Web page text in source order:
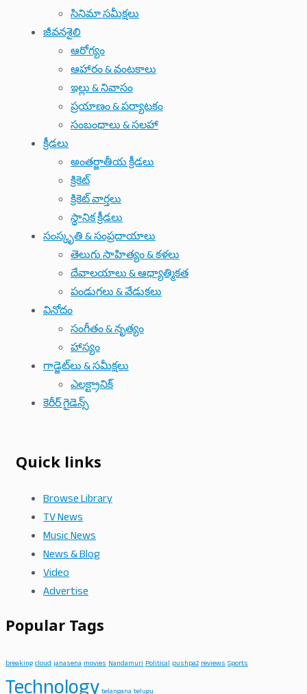
సినిమా సమీక్షలు
జీవనశైలి
ఆరోగ్యం
ఆహారం & వంటకాలు
ఇల్లు & నివాసం
ప్రయాణం & పర్యాటకం
సంబంధాలు & సలహా
క్రీడలు
అంతర్జాతీయ క్రీడలు
క్రికెట్
క్రికెట్ వార్తలు
స్థానిక క్రీడలు
సంస్కృతి & సంప్రదాయాలు
తెలుగు సాహిత్యం & కళలు
దేవాలయాలు & ఆధ్యాత్మికత
పండుగలు & వేడుకలు
వినోదం
సంగీతం & నృత్యం
హాస్యం
గాడ్జెట్‌లు & సమీక్షలు
ఎలక్ట్రానిక్
కెరీర్ గైడెన్స్
Quick links
Browse Library
TV News
Music News
News & Blog
Video
Advertise
Popular Tags
breakingcloudjanasenamoviesNandamuriPolitical pushpa2reviewsSports